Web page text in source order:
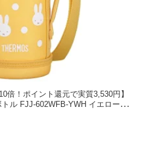
倍！ポイント還元で実質3,530円】
ル FJJ-602WFB-YWH イエローホ
0.6l ステンレスボトル 水筒